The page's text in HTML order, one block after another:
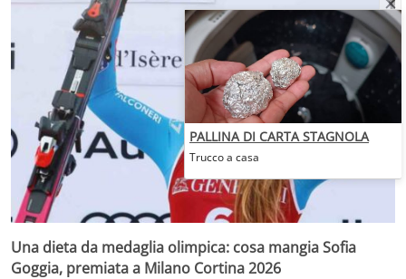
Una dieta da medaglia olimpica: cosa mangia Sofia
Goggia, premiata a Milano Cortina 2026
PALLINA DI CARTA STAGNOLA
Trucco a casa